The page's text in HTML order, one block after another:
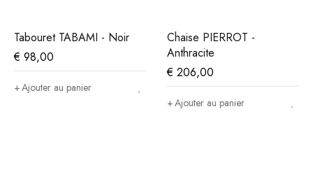
Tabouret TABAMI - Noir
€ 98,00
Ajouter au panier
Chaise PIERROT -
Anthracite
€ 206,00
Ajouter au panier